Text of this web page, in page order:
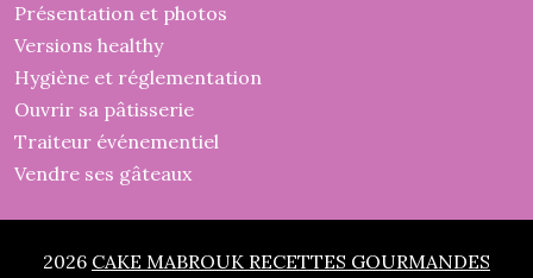
Présentation et photos
Versions healthy
Hygiène et réglementation
Ouvrir sa pâtisserie
Traiteur événementiel
Vendre ses gâteaux
2026 CAKE MABROUK RECETTES GOURMANDES